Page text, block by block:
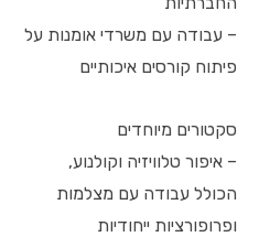
– עבודה עם משרדי אומנות על
פיתוח קורסים איכותיים
סקטורים מיוחדים
– איפור טלוויזיה וקולנוע,
הכולל עבודה עם מצלמות
ופרופורציות ייחודיות